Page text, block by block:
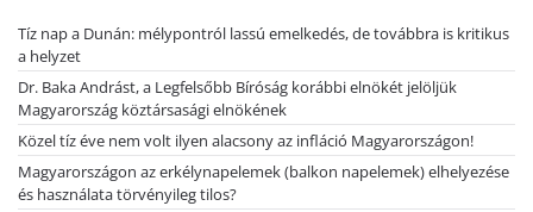
Tíz nap a Dunán: mélypontról lassú emelkedés, de továbbra is kritikus
a helyzet
Dr. Baka Andrást, a Legfelsőbb Bíróság korábbi elnökét jelöljük
Magyarország köztársasági elnökének
Közel tíz éve nem volt ilyen alacsony az infláció Magyarországon!
Magyarországon az erkélynapelemek (balkon napelemek) elhelyezése
és használata törvényileg tilos?